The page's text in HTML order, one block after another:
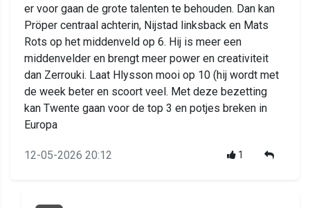
er voor gaan de grote talenten te behouden. Dan kan
Pröper centraal achterin, Nijstad linksback en Mats
Rots op het middenveld op 6. Hij is meer een
middenvelder en brengt meer power en creativiteit
dan Zerrouki. Laat Hlysson mooi op 10 (hij wordt met
de week beter en scoort veel. Met deze bezetting
kan Twente gaan voor de top 3 en potjes breken in
Europa
12-05-2026 20:12 1